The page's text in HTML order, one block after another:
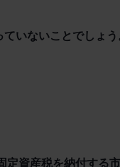
いないことでしょ
資産税を納付する